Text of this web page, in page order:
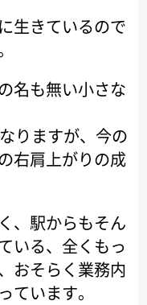
生きているので
名も無い小さな
りますが、今の
右肩上がりの成
、駅からもそん
いる、全くもっ
おそらく業務内
ています。